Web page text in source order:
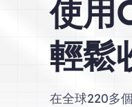
使用
輕鬆
在全球220多